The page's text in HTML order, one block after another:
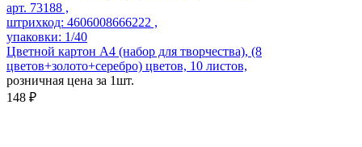
арт. 73188 ,
штрихкод: 4606008666222 ,
упаковки: 1/40
Цветной картон А4 (набор для творчества), (8
цветов+золото+серебро) цветов, 10 листов,
розничная цена за 1шт.
148 ₽